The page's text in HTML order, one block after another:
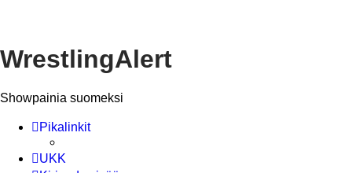
WrestlingAlert
Showpainia suomeksi
Pikalinkit
UKK